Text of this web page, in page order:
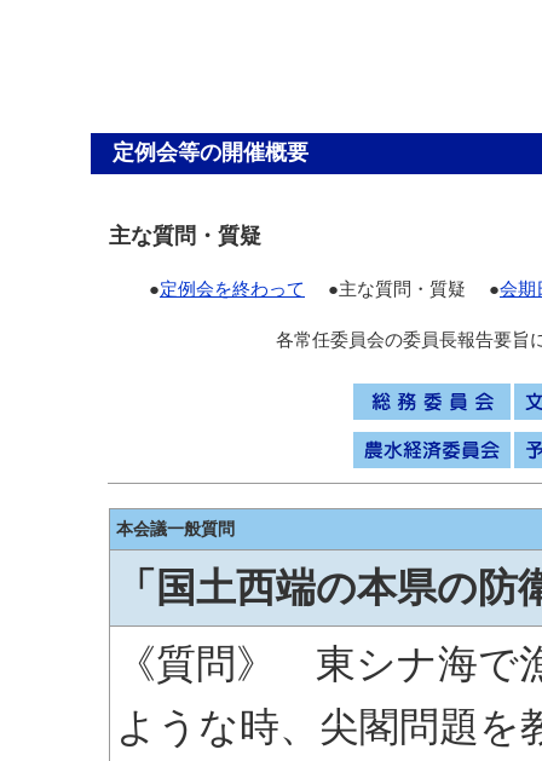
定例会等の開催概要
主な質問・質疑
●定例会を終わって ●主な質問・質疑 ●会期
各常任委員会の委員長報告要旨
本会議一般質問
「国土西端の本県の防
《質問》 東シナ海で
ような時、尖閣問題を